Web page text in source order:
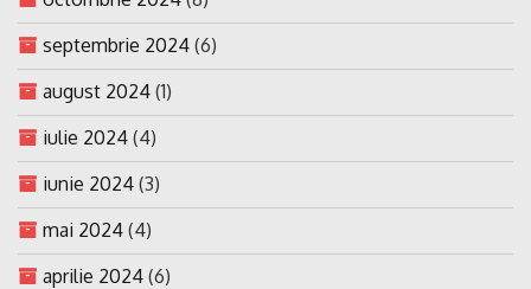
septembrie 2024 (6)
august 2024 (1)
iulie 2024 (4)
iunie 2024 (3)
mai 2024 (4)
aprilie 2024 (6)